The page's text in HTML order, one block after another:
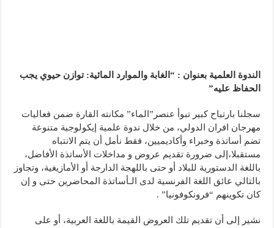
الندوة العلمية بعنوان : “الغابة والموارد المائية: توازن حيوي يجب
الحفاظ عليه”
سجلنا بارتياح كبير تبوأ عنصر”الماء” مكانته القارة ضمن فعاليات
مهرجان افران الدولي، من خلال ندوة علمية إيكولوجية متنوعة
تضم أساتذة وخبراء وأكاديميين، فقط نأمل أن يتم الانتباه
مستقبلا،إلى ضرورة تقديم عروض و مداخلات الأساتذة الأفاضل،
باللغة الدستورية للبلاد أو حتى باللهجة الدارجة أو الأمازيغية، وتجاوز
بالتالي عائق اللغة الفرنسية لدى الـأساتذة المحاضرين حتى و إن
كان تكوينهم “فرونكوفونيا” .
نشير إلى أن تقديم تلك العروض القيمة باللغة العربية، أو على